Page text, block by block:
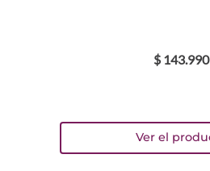
$ 143.990